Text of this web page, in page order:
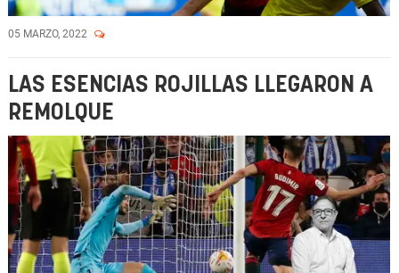
05 MARZO, 2022
LAS ESENCIAS ROJILLAS LLEGARON A
REMOLQUE